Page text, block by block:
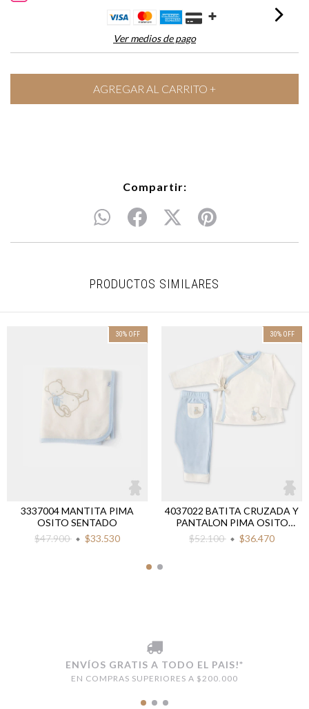
Ver medios de pago
Compartir:
PRODUCTOS SIMILARES
30% OFF
3337004 MANTITA PIMA
OSITO SENTADO
$47.900
$33.530
30% OFF
4037022 BATITA CRUZADA Y
PANTALON PIMA OSITO
SENTADO
$52.100 $36.470
ENVÍOS GRATIS A TODO EL PAIS!*
EN COMPRAS SUPERIORES A $200.000